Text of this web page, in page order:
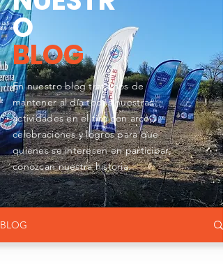
O
BLOG
En nuestro blog tratamos de
mantener al día todas nuestras
actividades en el tiro con arco,,
celebraciones y logros para que
quienes seinteresen en participar,
conozcan nuestra historia.
BLOG